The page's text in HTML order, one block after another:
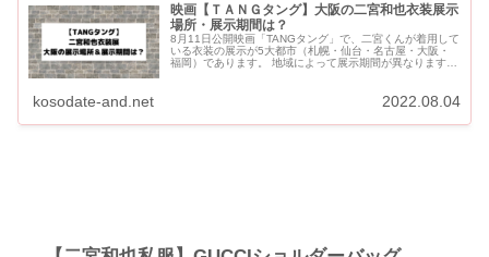
映画【ＴＡＮＧタング】大阪の二宮和也衣装展示
場所・展示期間は？
8月11日公開映画「TANGタング」で、二宮くんが着用して
いる衣装の展示が5大都市（札幌・仙台・名古屋・大阪・
福岡）であります。 地域によって展示期間が異なります。
kosodate-and.net 2022.08.04